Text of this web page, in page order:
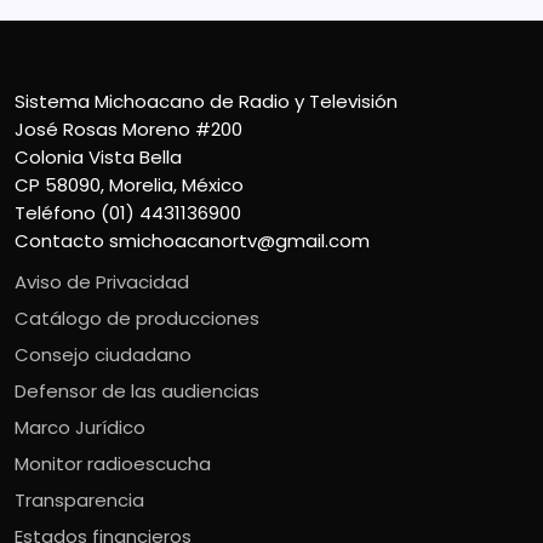
Sistema Michoacano de Radio y Televisión
José Rosas Moreno #200
Colonia Vista Bella
CP 58090, Morelia, México
Teléfono (01) 4431136900
Contacto smichoacanortv@gmail.com
Aviso de Privacidad
Catálogo de producciones
Consejo ciudadano
Defensor de las audiencias
Marco Jurídico
Monitor radioescucha
Transparencia
Estados financieros